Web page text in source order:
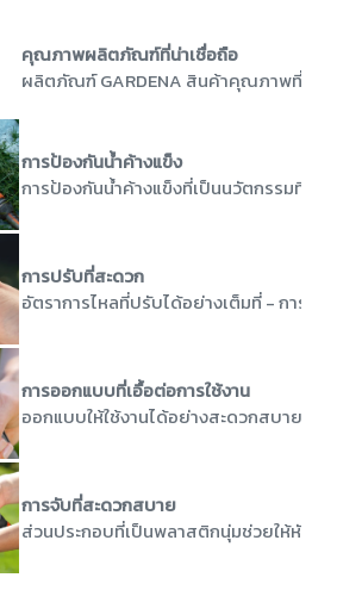
คุณภาพผลิตภัณฑ์ที่น่าเชื่อถือ
ผลิตภัณฑ์ GARDENA สินค้าคุณภาพที่ผลิต
การป้องกันน้ำค้างแข็ง
การป้องกันน้ำค้างแข็งที่เป็นนวัตกรรมที่ผ
การปรับที่สะดวก
อัตราการไหลที่ปรับได้อย่างเต็มที่ - การใช้
การออกแบบที่เอื้อต่อการใช้งาน
ออกแบบให้ใช้งานได้อย่างสะดวกสบายแล
การจับที่สะดวกสบาย
ส่วนประกอบที่เป็นพลาสติกนุ่มช่วยให้หัวฉี